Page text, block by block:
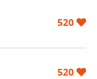
520
520